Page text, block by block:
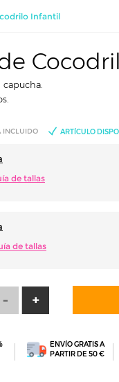
Infantil
INCLUIDO ARTÍCULO
de tallas
de tallas
ENVÍO GRATIS A
PARTIR DE 50 €